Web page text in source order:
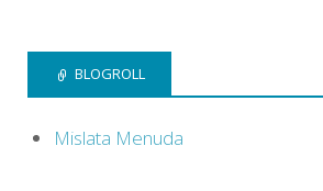
BLOGROLL
Mislata Menuda